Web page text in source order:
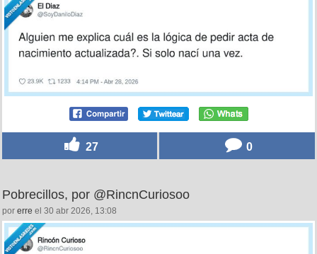
27 0
Pobrecillos, por @RincnCuriosoo
por erre el 30 abr 2026, 13:08